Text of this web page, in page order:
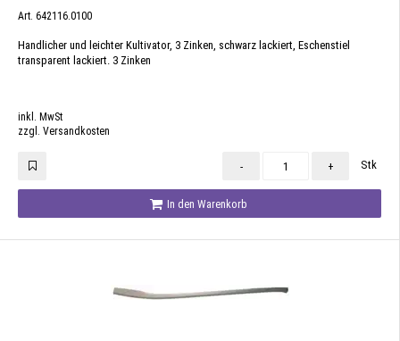
Art. 642116.0100
Handlicher und leichter Kultivator, 3 Zinken, schwarz lackiert, Eschenstiel
transparent lackiert. 3 Zinken
inkl. MwSt
zzgl. Versandkosten
- + Stk
In den Warenkorb